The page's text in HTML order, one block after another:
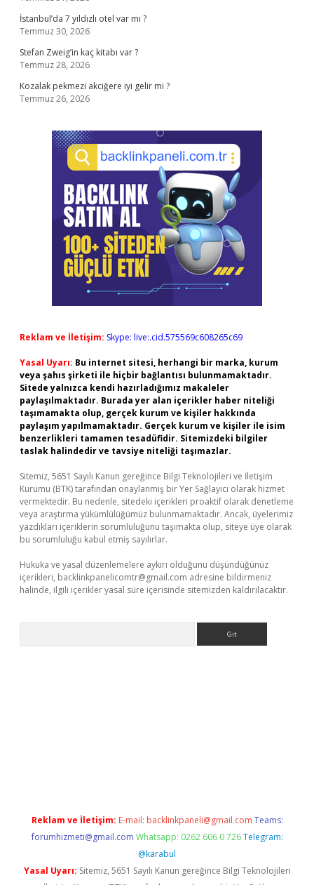
İstanbul’da 7 yıldızlı otel var mı ?
Temmuz 30, 2026
Stefan Zweig’in kaç kitabı var ?
Temmuz 28, 2026
Kozalak pekmezi akciğere iyi gelir mi ?
Temmuz 26, 2026
Reklam ve İletişim: Skype: live:.cid.575569c608265c69
Yasal Uyarı: Bu internet sitesi, herhangi bir marka, kurum
veya şahıs şirketi ile hiçbir bağlantısı bulunmamaktadır.
Sitede yalnızca kendi hazırladığımız makaleler
paylaşılmaktadır. Burada yer alan içerikler haber niteliği
taşımamakta olup, gerçek kurum ve kişiler hakkında
paylaşım yapılmamaktadır. Gerçek kurum ve kişiler ile isim
benzerlikleri tamamen tesadüfidir. Sitemizdeki bilgiler
taslak halindedir ve tavsiye niteliği taşımazlar.
Sitemiz, 5651 Sayılı Kanun gereğince Bilgi Teknolojileri ve İletişim
Kurumu (BTK) tarafından onaylanmış bir Yer Sağlayıcı olarak hizmet
vermektedir. Bu nedenle, sitedeki içerikleri proaktif olarak denetleme
veya araştırma yükümlülüğümüz bulunmamaktadır. Ancak, üyelerimiz
yazdıkları içeriklerin sorumluluğunu taşımakta olup, siteye üye olarak
bu sorumluluğu kabul etmiş sayılırlar.
Hukuka ve yasal düzenlemelere aykırı olduğunu düşündüğünüz
içerikleri, backlinkpanelicomtr@gmail.com adresine bildirmeniz
halinde, ilgili içerikler yasal süre içerisinde sitemizden kaldırılacaktır.
Reklam ve İletişim: E-mail: backlinkpaneli@gmail.com Teams:
forumhizmeti@gmail.com Whatsapp: 0262 606 0 726 Telegram:
@karabul
Yasal Uyarı: Sitemiz, 5651 Sayılı Kanun gereğince Bilgi Teknolojileri